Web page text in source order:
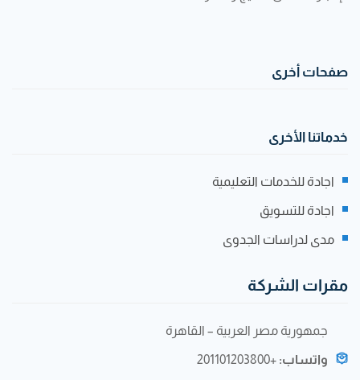
صفحات أخرى
خدماتنا الأخرى
اجادة للخدمات التعليمية
اجادة للتسويق
مدى لدراسات الجدوى
مقرات الشركة
جمهورية مصر العربية – القاهرة
واتساب: +201101203800